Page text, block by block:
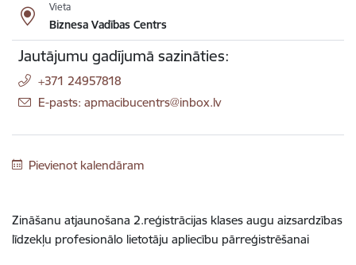
Vieta
Biznesa Vadības Centrs
Jautājumu gadījumā sazināties:
+371 24957818
E-pasts: apmacibucentrs@inbox.lv
Pievienot kalendāram
Zināšanu atjaunošana 2.reģistrācijas klases augu aizsardzības
līdzekļu profesionālo lietotāju apliecību pārreģistrēšanai